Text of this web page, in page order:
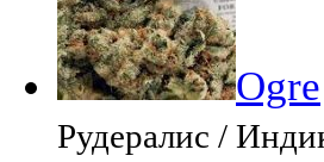
Ogre
Рудералис /